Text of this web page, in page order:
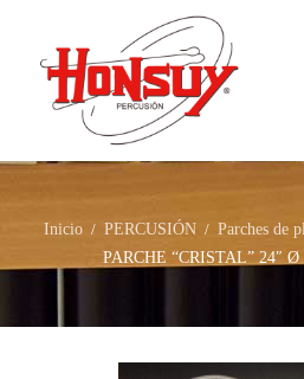
Inicio / PERCUSIÓN / Parches de
PARCHE “CRISTAL” 24″ Ø